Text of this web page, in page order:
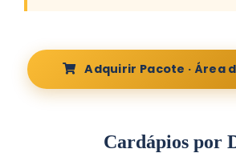
Adquirir Pacote · Área
Cardápios por